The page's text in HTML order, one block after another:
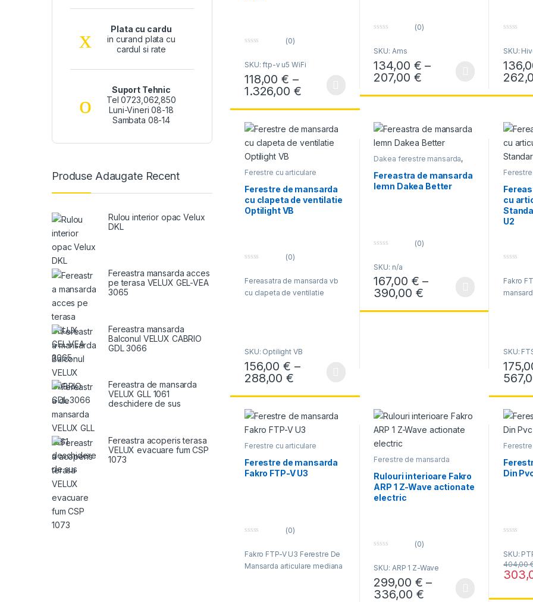
u
o
f
5
(0)
SKU: ftp-v u5 WiFi
118,00€ –
1.326,00 €Interval de prețuri: 118,00 € până la
Acest produs are mai multe variații. Opțiunile pot fi alese în pagina
u
o
f
5
(0)
SKU: Ams
134,00 € –
207,00 €Interval de prețuri:
Acest produs are mai multe variații.
u
o
f
5
SKU:
Acest
Ferestre cu articulare
ferestre mansarda
Ferestre de mansarda
cu clapeta de ventilatie
Optilight VB
u
o
(0)
Fereasatra de mansarda vb
cu clapeta de ventilatie
SKU: Optilight VB
156,00€ –
288,00€Interval de prețuri: 156,00 € până la
Acest produs are mai multe variații. Opțiunile pot fi alese în pagina
Dakea ferestre mansarda,
mediana
Fereastra de mansarda
lemn Dakea Better
u
o
f
5
(0)
SKU: n/a
167,00 € –
390,00 €Interval de prețuri:
Acest produs are mai multe variații.
cu
U2
u
o
Fakro
SKU:
Acest
Ferestre cu articulare
Ferestre de mansarda
Fakro FTP-V U3
u
t
o
(0)
Fakro FTP-V U3 Ferestre De
Mansarda articulare mediana
Ferestre de mansarda
Rulouri interioare Fakro
ARP 1 Z-Wave actionate
electric
u
o
f
5
(0)
SKU: ARP 1 Z-Wave
299,00 € –
336,00 €Interval de prețuri:
Acest produs are mai multe variații.
la
Din
u
t
o
f
SKU:
404,00
Acest
Plata cu cardu
in curand plata cu
cardul si rate
Suport Tehnic
Tel 0723,062,850
Luni-Vineri 08-18
Sambata 08-14
Produse Adaugate Recent
Rulou interior opac Velux
DKL
Fereastra mansarda acces
pe terasa VELUX GEL-VEA
3065
Fereastra mansarda
Balconul VELUX CABRIO
GDL 3066
Fereastra de mansarda
VELUX GLL 1061
deschidere de sus
Fereastra acoperis terasa
VELUX evacuare fum CSP
1073